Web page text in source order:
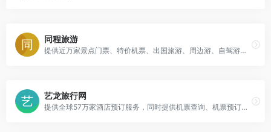
同程旅游
提供近万家景点门票、特价机票、出国旅游、周边游、自驾游及酒店预订服务
艺龙旅行网
提供全球57万家酒店预订服务，同时提供机票查询、机票预订、火车时刻表查询、高铁火车票预订、汽车票查询和预订等服务。